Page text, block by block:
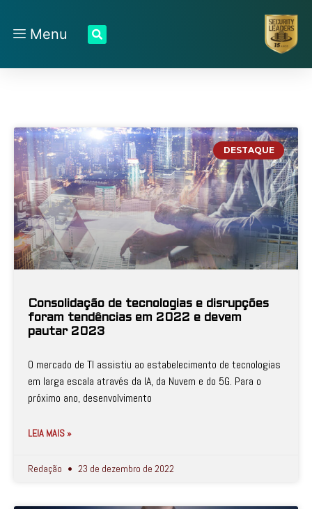
Menu
DESTAQUE
Consolidação de tecnologias e disrupções
foram tendências em 2022 e devem
pautar 2023
O mercado de TI assistiu ao estabelecimento de tecnologias
em larga escala através da IA, da Nuvem e do 5G. Para o
próximo ano, desenvolvimento
LEIA MAIS »
Redação 23 de dezembro de 2022